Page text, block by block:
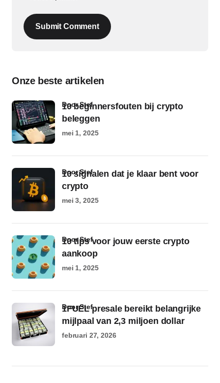
Submit Comment
Onze beste artikelen
10 beginnersfouten bij crypto
beleggen
door Stef
mei 1, 2025
10 signalen dat je klaar bent voor
crypto
door Stef
mei 3, 2025
10 tips voor jouw eerste crypto
aankoop
door Stef
mei 1, 2025
1FUEL presale bereikt belangrijke
mijlpaal van 2,3 miljoen dollar
door Stef
februari 27, 2026